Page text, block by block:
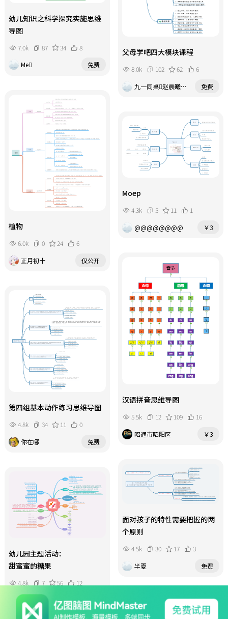
父母学吧四大模块课程
8.0k 102 62
6
九一同桌赵晨曦老师
免费
幼儿知识之科学探究实施思维
导图
7.0k 87 34
8
Me
免费
植物
6.0k 0 24
6
正月初十
仅公开
Moep
4.3k 5 11
1
@@@@@@@@
￥3
汉语拼音思维导图
5.5k 12 109
16
昭通市昭阳区
￥3
第四组基本动作练习思维导图
4.8k 34 11
0
你在哪
免费
面对孩子的特性需要把握的两
个原则
4.5k 30 17
3
半夏
免费
幼儿园主题活动：
甜蜜蜜的糖果
4.8k 7 56
12
 异想天开   
￥10